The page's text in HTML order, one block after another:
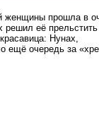
женщины прошла в
решил её
Нунах,
ещё очередь за